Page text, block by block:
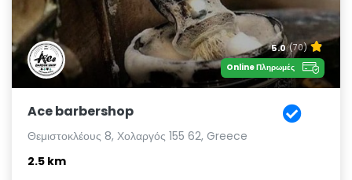
5.0 (70)
Online Πληρωμές
Ace barbershop
Θεμιστοκλέους 8, Χολαργός 155 62, Greece
2.5 km